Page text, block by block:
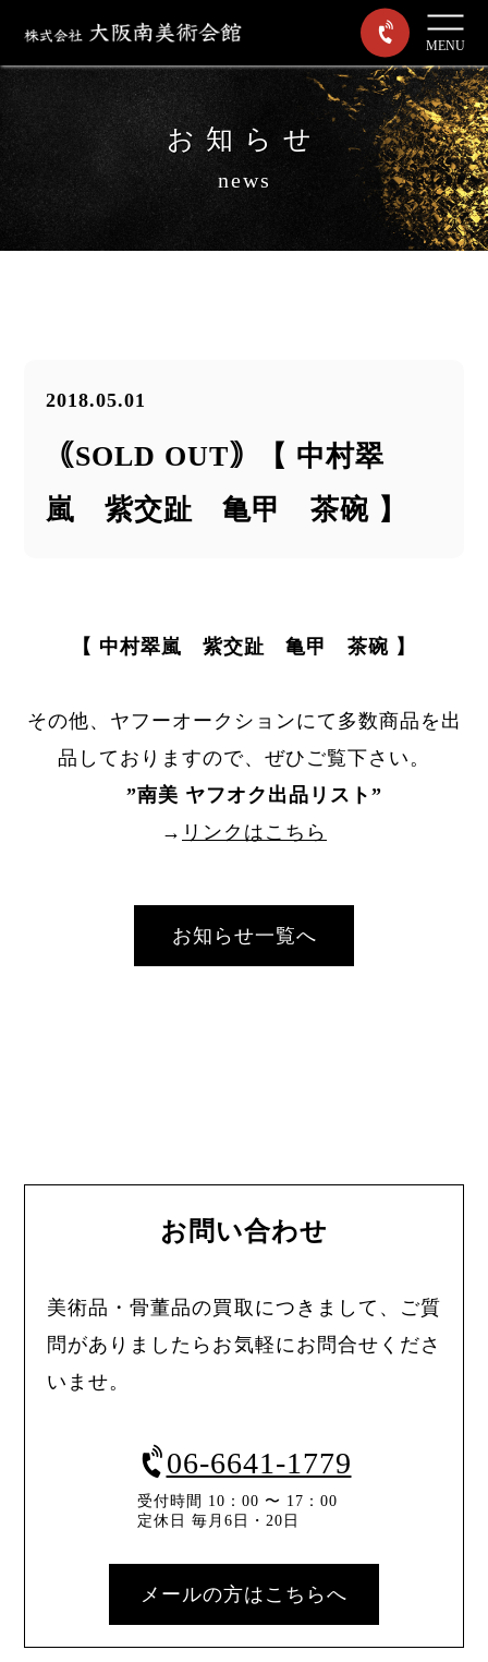
MENU
お知らせ
news
2018.05.01
｟SOLD OUT｠【 中村翠
嵐 紫交趾 亀甲 茶碗 】
【 中村翠嵐 紫交趾 亀甲 茶碗 】
その他、ヤフーオークションにて多数商品を出
品しておりますので、ぜひご覧下さい。
”南美 ヤフオク出品リスト ”
→ リンクはこちら
お知らせ一覧へ
お問い合わせ
美術品・骨董品の買取につきまして、ご質
問がありましたらお気軽にお問合せくださ
いませ。
06-6641-1779
受付時間 10：00 〜 17：00
定休日 毎月6日・20日
メールの方はこちらへ